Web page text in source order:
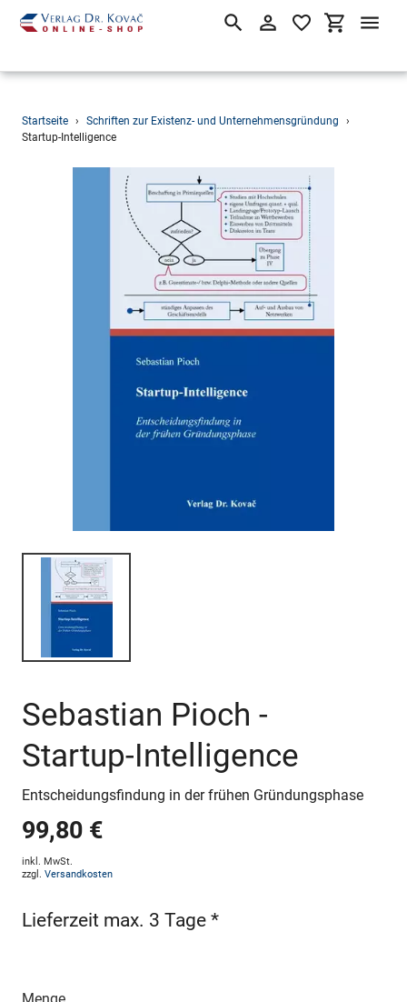
Direkt
zum
SuchenEinloggen
Startseite › Schriften zur Existenz- und Unternehmensgründung
›
Startup-Intelligence
Sebastian Pioch -
Startup-Intelligence
Entscheidungsfindung in der frühen Gründungsphase
99,80 €
inkl. MwSt.
zzgl. Versandkosten
Lieferzeit max. 3 Tage *
Menge